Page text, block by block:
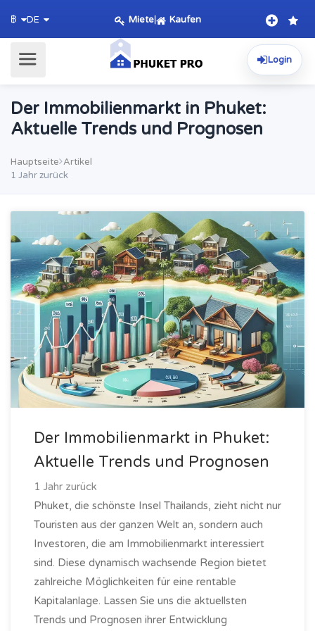
฿ DE Miete| Kaufen
Login
Der Immobilienmarkt in Phuket:
Aktuelle Trends und Prognosen
Hauptseite Artikel
1 Jahr zurück
Der Immobilienmarkt in Phuket:
Aktuelle Trends und Prognosen
1 Jahr zurück
Phuket, die schönste Insel Thailands, zieht nicht nur
Touristen aus der ganzen Welt an, sondern auch
Investoren, die am Immobilienmarkt interessiert
sind. Diese dynamisch wachsende Region bietet
zahlreiche Möglichkeiten für eine rentable
Kapitalanlage. Lassen Sie uns die aktuellsten
Trends und Prognosen ihrer Entwicklung